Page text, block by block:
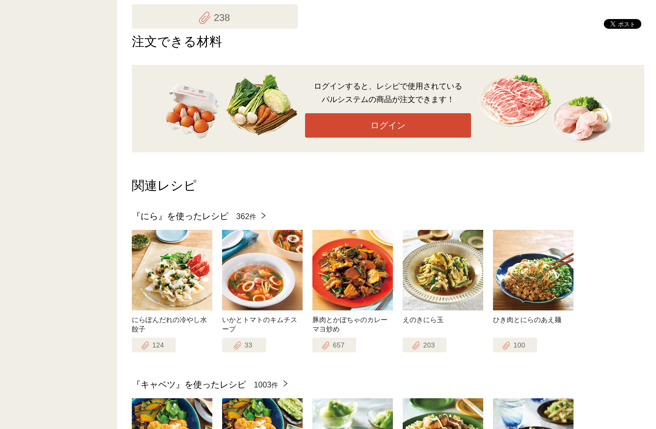
238
注文できる材料
ログインすると、レシピで使用されている
パルシステムの商品が注文できます！
ログイン
関連レシピ
『にら』を使ったレシピ 362件
にらぽんだれの冷やし水
餃子
124
いかとトマトのキムチス
ープ
33
豚肉とかぼちゃのカレー
マヨ炒め
657
えのきにら玉
203
ひき肉とにらのあえ麺
100
『キャベツ』を使ったレシピ 1003件